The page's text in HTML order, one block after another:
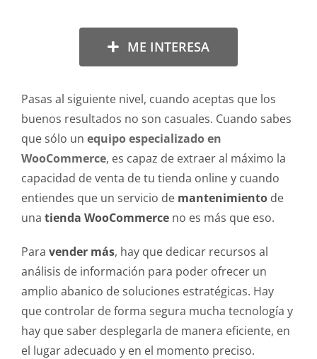
ME INTERESA
Pasas al siguiente nivel, cuando aceptas que los
buenos resultados no son casuales. Cuando sabes
que sólo un equipo especializado en
WooCommerce, es capaz de extraer al máximo la
capacidad de venta de tu tienda online y cuando
entiendes que un servicio de mantenimientode
una tienda WooCommerceno es más que eso.
Para vender más, hay que dedicar recursos al
análisis de información para poder ofrecer un
amplio abanico de soluciones estratégicas. Hay
que controlar de forma segura mucha tecnología y
hay que saber desplegarla de manera eficiente, en
el lugar adecuado y en el momento preciso.